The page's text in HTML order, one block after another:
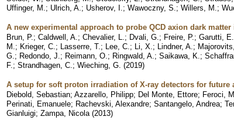
Uffinger, M. ; Ulrich, A. ; Usherov, I. ; Wawoczny, S. ; Willers, M. ;
A new experimental approach to probe QCD axion dark
Brun, P. ; Caldwell, A. ; Chevalier, L. ; Dvali, G. ; Freire, P. ; Garutti, E.
M. ; Krieger, C. ; Lasserre, T. ; Lee, C. ; Li, X. ; Lindner, A. ;
G. ; Redondo, J. ; Reimann, O. ; Ringwald, A. ; Saikawa, K. ;
F. ; Strandhagen, C. ; Wieching, G. (2019)
A setup for soft proton irradiation of X-ray detectors for
Diebold, Sebastian; Azzarello, Philipp; Del Monte, Ettore; Feroci,
Perinati, Emanuele; Rachevski, Alexandre; Santangelo, Andrea;
Gianluigi; Zampa, Nicola (2013)